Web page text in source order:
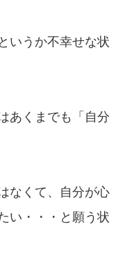
いうか不幸せな状
あくまでも「自分
なくて、自分が心
い・・・と願う状